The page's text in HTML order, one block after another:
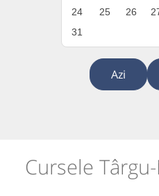
24
25 26
31
Azi
Cursele